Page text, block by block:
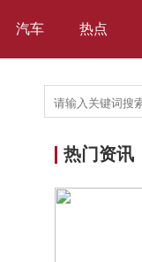
汽车 热点
热门资讯